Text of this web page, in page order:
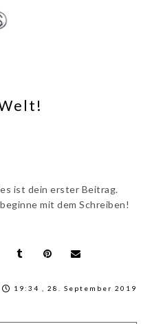
ist dein erster Beitrag.
mit dem Schreiben!
19:34 , 28. September 2019